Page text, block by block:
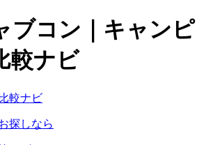
ブコン｜キャンピ
較ナビ
探しなら